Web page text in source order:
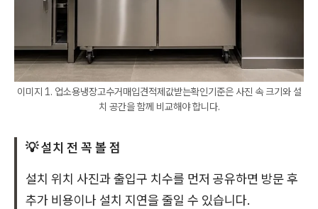
이미지 1. 업소용냉장고수거매입견적제값받는확인기준은 사진 속 크기와 설
치 공간을 함께 비교해야 합니다.
💡 설치 전 꼭 볼 점
설치 위치 사진과 출입구 치수를 먼저 공유하면 방문 후
추가 비용이나 설치 지연을 줄일 수 있습니다.